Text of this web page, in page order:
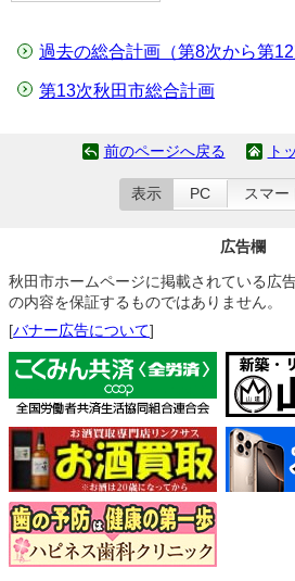
過去の総合計画（第8次から第12
第13次秋田市総合計画
前のページへ戻る ト
表示 PC スマー
広告欄
秋田市ホームページに掲載されている広
の内容を保証するものではありません。
[バナー広告について]